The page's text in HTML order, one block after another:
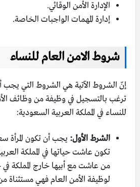
الإدارة الأمن الوقائي.
إدارة المهمات الواجبات الخاصة.
شروط الامن العام للنساء
إنّ الشروط الآتية هي الشروط التي يجب أن
ترغب بالتسجيل في وظيفة من وظائف
للنساء في المملكة العربية السعودية:
الشرط الأول: يجب أن تكون المرأة
تكون عاشت حياتها في المملكة
من عاشت مع أبيها خارج المملكة في
لوظيفة الأمن العام فهي مستثناة